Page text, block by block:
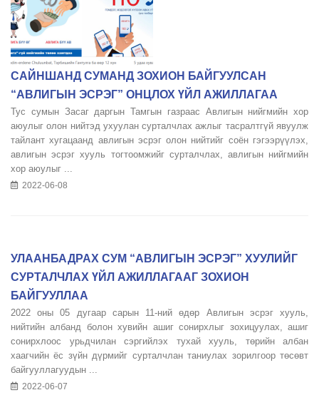
САЙНШАНД СУМАНД ЗОХИОН БАЙГУУЛСАН
“АВЛИГЫН ЭСРЭГ” ОНЦЛОХ ҮЙЛ АЖИЛЛАГАА
Тус сумын Засаг даргын Тамгын газраас Авлигын нийгмийн хор
аюулыг олон нийтэд ухуулан сурталчлах ажлыг тасралтгүй явуулж
тайлант хугацаанд авлигын эсрэг олон нийтийг соён гэгээрүүлэх,
авлигын эсрэг хууль тогтоомжийг сурталчлах, авлигын нийгмийн
хор аюулыг ...
2022-06-08
УЛААНБАДРАХ СУМ “АВЛИГЫН ЭСРЭГ” ХУУЛИЙГ
СУРТАЛЧЛАХ ҮЙЛ АЖИЛЛАГААГ ЗОХИОН
БАЙГУУЛЛАА
2022 оны 05 дугаар сарын 11-ний өдөр Авлигын эсрэг хууль,
нийтийн албанд болон хувийн ашиг сонирхлыг зохицуулах, ашиг
сонирхлоос урьдчилан сэргийлэх тухай хууль, төрийн албан
хаагчийн ёс зүйн дүрмийг сурталчлан таниулах зорилгоор төсөвт
байгууллагуудын ...
2022-06-07